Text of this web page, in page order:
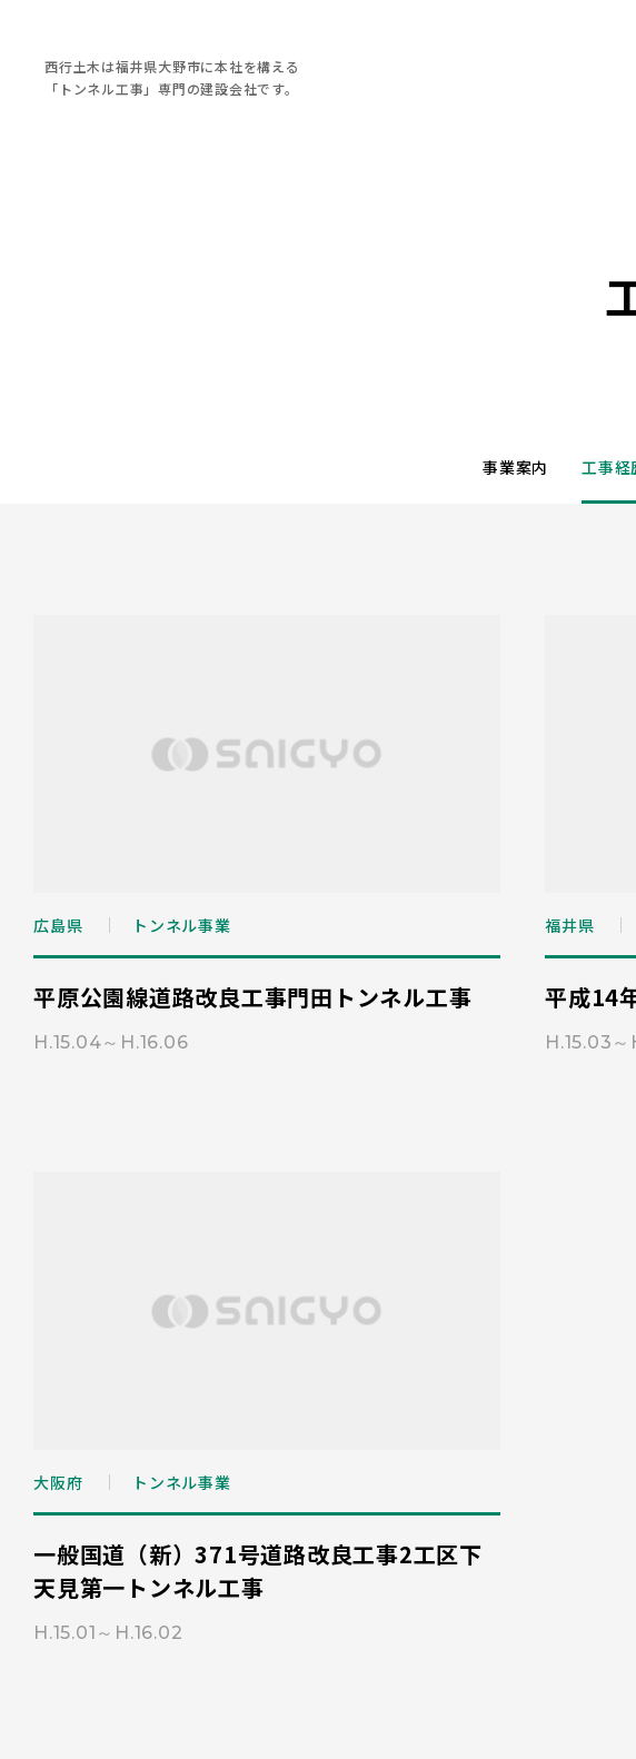
西行土木は福井県大野市に本社を構える
「トンネル工事」専門の建設会社です。
事業案内 工事経
広島県 トンネル事業
平原公園線道路改良工事門田トンネル工事
H.15.04～H.16.06
福井県
平成14
H.15.03
大阪府 トンネル事業
一般国道（新）371号道路改良工事2工区下
天見第一トンネル工事
H.15.01～H.16.02